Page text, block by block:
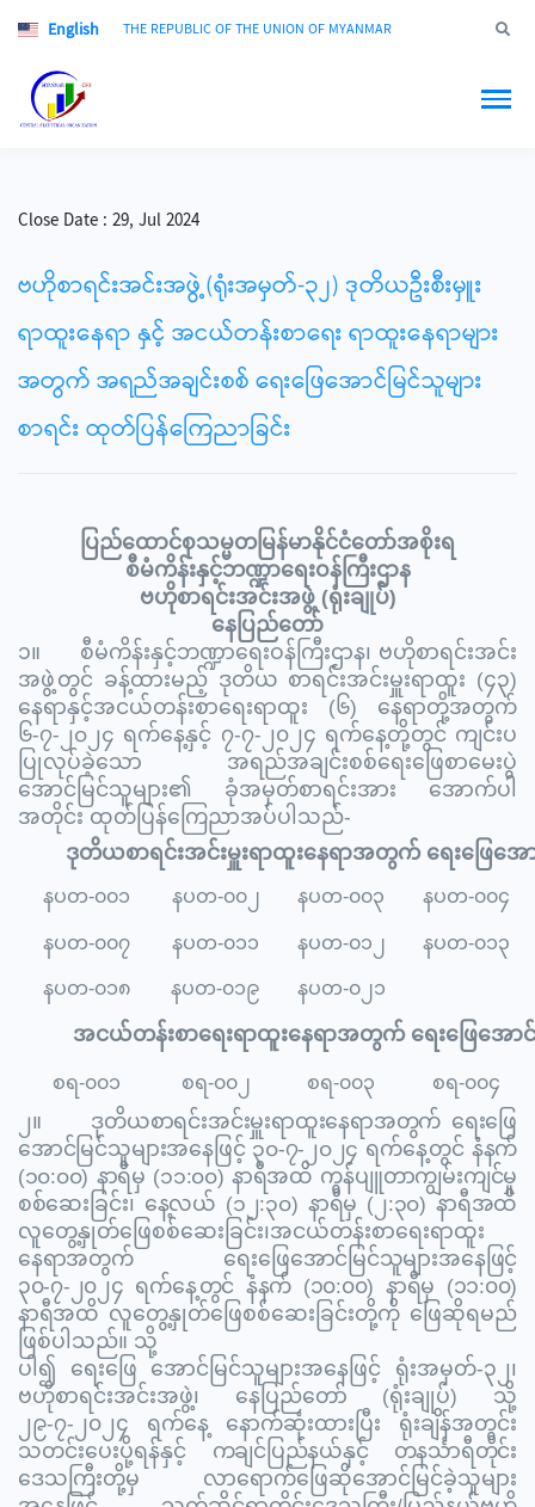
English THE REPUBLIC OF THE UNION OF MYANMAR
Close Date : 29, Jul 2024
ဗဟိုစာရင်းအင်းအဖွဲ့(ရုံးအမှတ်-၃၂) ဒုတိယဦးစီးမှူး
ရာထူးနေရာ နှင့် အငယ်တန်းစာရေး ရာထူးနေရာများ
အတွက် အရည်အချင်းစစ် ရေးဖြေအောင်မြင်သူများ
စာရင်း ထုတ်ပြန်ကြေညာခြင်း
ပြည်ထောင်စုသမ္မတမြန်မာနိုင်ငံတော်အစိုးရ
စီမံကိန်းနှင့်ဘဏ္ဍာရေးဝန်ကြီးဌာန
ဗဟိုစာရင်းအင်းအဖွဲ့(ရုံးချုပ်)
နေပြည်တော်
၁။
စီမံကိန်းနှင့်ဘဏ္ဍာရေးဝန်ကြီးဌာန၊ ဗဟိုစာရင်းအင်း
အဖွဲ့တွင် ခန့်ထားမည့် ဒုတိယ စာရင်းအင်းမှူးရာထူး (၄၃)
နေရာနှင့်အငယ်တန်းစာရေးရာထူး (၆) နေရာတို့အတွက်
၆-၇- ၂၀၂၄ ရက်နေ့နှင့် ၇-၇-၂၀၂၄ ရက်နေ့တို့တွင် ကျင်းပ
ပြုလုပ်ခဲ့သော အရည်အချင်းစစ်ရေးဖြေစာမေးပွဲ
အောင်မြင်သူများ၏ ခုံအမှတ်စာရင်းအား အောက်ပါ
အတိုင်း ထုတ်ပြန်ကြေညာအပ်ပါသည်-
ဒုတိယစာရင်းအင်းမှူးရာထူးနေရာအတွက် ရေးဖြေအ
နပတ-၀၀၁ နပတ-၀၀၂ နပတ-၀၀၃ နပတ-၀၀၄
နပတ-၀၀၇ နပတ-၀၁၁ နပတ-၀၁၂ နပတ-၀၁၃
နပတ-၀၁၈ နပတ-၀၁၉ နပတ-၀၂၁
အငယ်တန်းစာရေးရာထူးနေရာအတွက် ရေးဖြေအော
စရ-၀၀၁ စရ-၀၀၂ စရ-၀၀၃ စရ-၀၀၄
၂။ ဒုတိယစာရင်းအင်းမှူးရာထူးနေရာအတွက် ရေးဖြေ
အောင်မြင်သူများအနေဖြင့် ၃၀-၇-၂၀၂၄ ရက်နေ့တွင် နံနက်
(၁၀:၀၀) နာရီမှ (၁၁:၀၀) နာရီအထိ ကွန်ပျူတာကျွမ်းကျင်မှု
စစ်ဆေးခြင်း၊ နေ့လယ် (၁၂:၃၀) နာရီမှ (၂:၃၀) နာရီအထိ
လူတွေ့နှုတ်ဖြေစစ်ဆေးခြင်း၊အငယ်တန်းစာရေးရာထူး
နေရာအတွက် ရေးဖြေအောင်မြင်သူများအနေဖြင့်
၃၀-၇-၂၀၂၄ ရက်နေ့တွင် နံနက် (၁၀:၀၀) နာရီမှ (၁၁:၀၀)
နာရီအထိ လူတွေ့နှုတ်ဖြေစစ်ဆေးခြင်းတို့ကို ဖြေဆိုရမည်
ဖြစ်ပါသည်။ သို့
ပါ၍ ရေးဖြေ အောင်မြင်သူများအနေဖြင့် ရုံးအမှတ်-၃၂၊
ဗဟိုစာရင်းအင်းအဖွဲ့၊ နေပြည်တော် (ရုံးချုပ်) သို့
၂၉-၇-၂၀၂၄ ရက်နေ့ နောက်ဆုံးထားပြီး ရုံးချိန်အတွင်း
သတင်းပေးပို့ရန်နှင့် ကချင်ပြည်နယ်နှင့် တနင်္သာရီတိုင်း
ဒေသကြီးတို့မှ လာရောက်ဖြေဆိုအောင်မြင်ခဲ့သူများ